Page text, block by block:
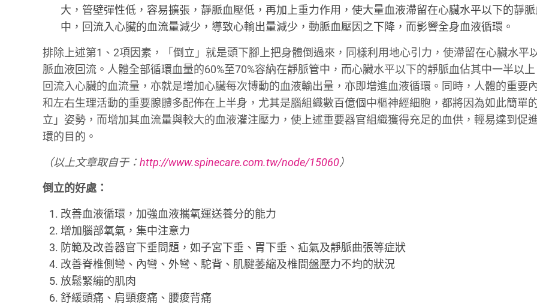
大，管壁彈性低，容易擴張，靜脈血壓低，再加上重力作用，使大量血液滯留在心臟水平以下的靜
中，回流入心臟的血流量減少，導致心輸出量減少，動脈血壓因之下降，而影響全身血液循環。
排除上述第1、2項因素，「倒立」就是頭下腳上把身體倒過來，同樣利用地心引力，使滯留在心臟水平
脈血液回流。人體全部循環血量的60%至70%容納在靜脈管中，而心臟水平以下的靜脈血佔其中一半以
回流入心臟的血流量，亦就是增加心臟每次博動的血液輸出量，亦即增進血液循環。同時，人體的重要
和左右生理活動的重要腺體多配佈在上半身，尤其是腦組織數百億個中樞神經細胞，都將因為如此簡單
立」姿勢，而增加其血流量與較大的血液灌注壓力，使上述重要器官組織獲得充足的血供，輕易達到促
環的目的。
（以上文章取自于：http://www.spinecare.com.tw/node/15060）
倒立的好處：
改善血液循環，加強血液攜氧運送養分的能力
增加腦部氧氣，集中注意力
防範及改善器官下垂問題，如子宮下垂、胃下垂、疝氣及靜脈曲張等症狀
改善脊椎側彎、內彎、外彎、駝背、肌腱萎縮及椎間盤壓力不均的狀況
放鬆緊繃的肌肉
舒緩頭痛、肩頸痠痛、腰痠背痛